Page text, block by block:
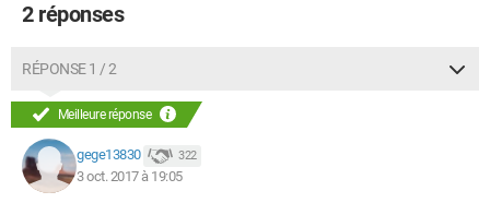
2 réponses
RÉPONSE 1 / 2
Meilleure réponse
gege13830 322
3 oct. 2017 à 19:05